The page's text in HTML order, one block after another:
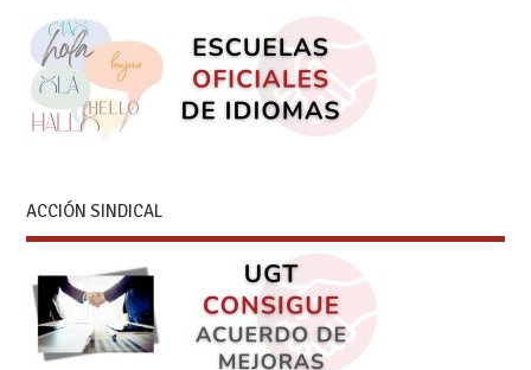
ACCIÓN SINDICAL